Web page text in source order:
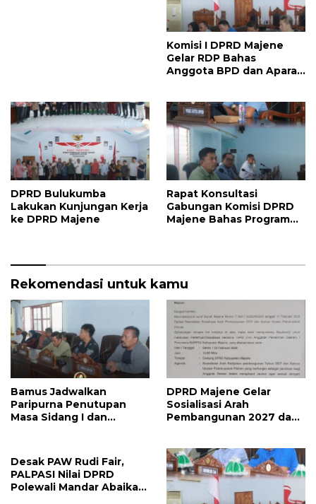
Komisi I DPRD Majene
Gelar RDP Bahas
Anggota BPD dan Aparat
DPRD Bulukumba
Lakukan Kunjungan Kerja
ke DPRD Majene
Rapat Konsultasi
Gabungan Komisi DPRD
Majene Bahas Program
Rekomendasi untuk kamu
Bamus Jadwalkan
Paripurna Penutupan
Masa Sidang I dan
Siapkan Agenda
Strategis
DPRD Majene Gelar
Sosialisasi Arah
Pembangunan 2027 dan
Desak PAW Rudi Fair,
PALPASI Nilai DPRD
Polewali Mandar Abaikan